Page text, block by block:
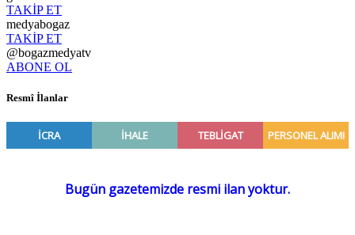
TAKİP ET
medyabogaz
TAKİP ET
@bogazmedyatv
ABONE OL
Resmî İlanlar